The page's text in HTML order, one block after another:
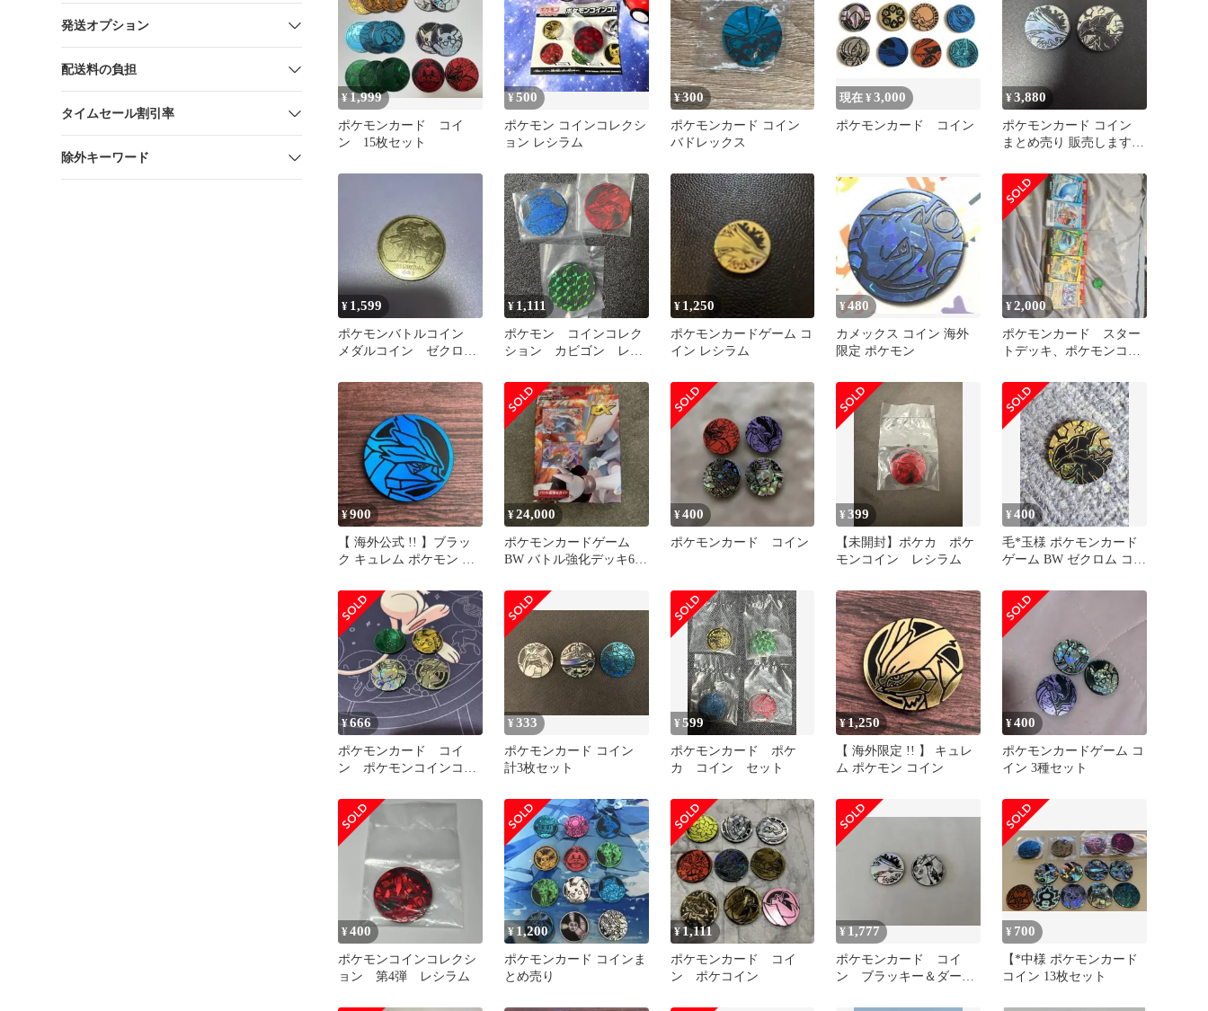
発送オプション
配送料の負担
タイムセール割引率
除外キーワード
¥ 1,999
ポケモンカード コイ
ン 15枚セット
¥500
ポケモン コインコレクシ
ョン レシラム
¥300
ポケモンカード コイン
バドレックス
現在 ¥3,000
ポケモンカード コイン
¥3,880
ポケモンカード コイン
まとめ売り 販売します
¥ 1,599
ポケモンバトルコイン
メダルコイン ゼクロ
¥1,111
ポケモン コインコレク
ション カビゴン レシ
¥ 1,250
ポケモンカードゲーム コ
イン レシラム
¥480
カメックス コイン 海外
限定 ポケモン
¥2,000
ポケモンカード スター
トデッキ、ポケモンコイ
¥900
【 海外公式 !! 】ブラッ
ク キュレム ポケモン コ
¥24,000
ポケモンカードゲーム
BW バトル強化デッキ60
¥400
ポケモンカード コイン
¥399
【未開封】ポケカ ポケ
モンコイン レシラム
¥400
毛*玉様 ポケモンカード
ゲーム BW ゼクロム コイ
¥666
ポケモンカード コイ
ン ポケモンコインコレ
¥333
ポケモンカード コイン
計3枚セット
¥599
ポケモンカード ポケ
カ コイン セット
¥1,250
【 海外限定 !! 】 キュレ
ム ポケモン コイン
¥400
ポケモンカードゲーム コ
イン 3種セット
¥400
ポケモンコインコレクシ
ョン 第4弾 レシラム
¥ 1,200
ポケモンカード コインま
とめ売り
¥1,111
ポケモンカード コイ
ン ポケコイン
¥1,777
ポケモンカード コイ
ン ブラッキー＆ダーク
¥ 700
【*中様 ポケモンカード
コイン 13枚セット